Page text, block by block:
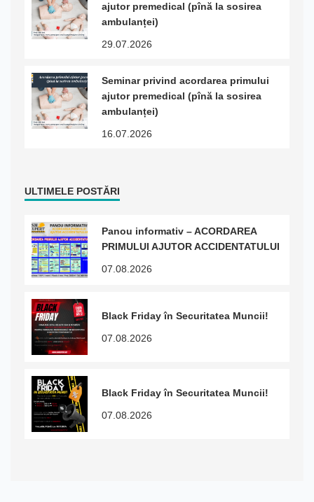
ajutor premedical (pînă la sosirea
ambulanței)
29.07.2026
Seminar privind acordarea primului
ajutor premedical (pînă la sosirea
ambulanței)
16.07.2026
ULTIMELE POSTĂRI
Panou informativ – ACORDAREA
PRIMULUI AJUTOR ACCIDENTATULUI
07.08.2026
Black Friday în Securitatea Muncii!
07.08.2026
Black Friday în Securitatea Muncii!
07.08.2026